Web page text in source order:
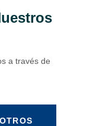
a través de